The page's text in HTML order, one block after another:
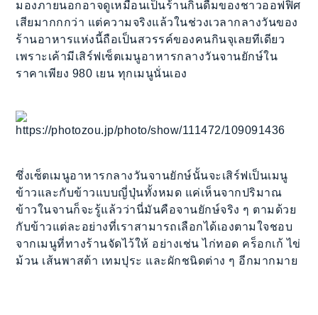
มองภายนอกอาจดูเหมือนเป็นร้านกินดื่มของชาวออฟฟิศ
เสียมากกกว่า แต่ความจริงแล้วในช่วงเวลากลางวันของ
ร้านอาหารแห่งนี้ถือเป็นสวรรค์ของคนกินจุเลยทีเดียว
เพราะเค้ามีเสิร์ฟเซ็ตเมนูอาหารกลางวันจานยักษ์ใน
ราคาเพียง 980 เยน ทุกเมนูนั่นเอง
https://photozou.jp/photo/show/111472/109091436
ซึ่งเซ็ตเมนูอาหารกลางวันจานยักษ์นั้นจะเสิร์ฟเป็นเมนู
ข้าวและกับข้าวแบบญี่ปุ่นทั้งหมด แค่เห็นจากปริมาณ
ข้าวในจานก็จะรู้แล้วว่านี่มันคือจานยักษ์จริง ๆ ตามด้วย
กับข้าวแต่ละอย่างที่เราสามารถเลือกได้เองตามใจชอบ
จากเมนูที่ทางร้านจัดไว้ให้ อย่างเช่น ไก่ทอด คร็อกเก้ ไข่
ม้วน เส้นพาสต้า เทมปุระ และผักชนิดต่าง ๆ อีกมากมาย